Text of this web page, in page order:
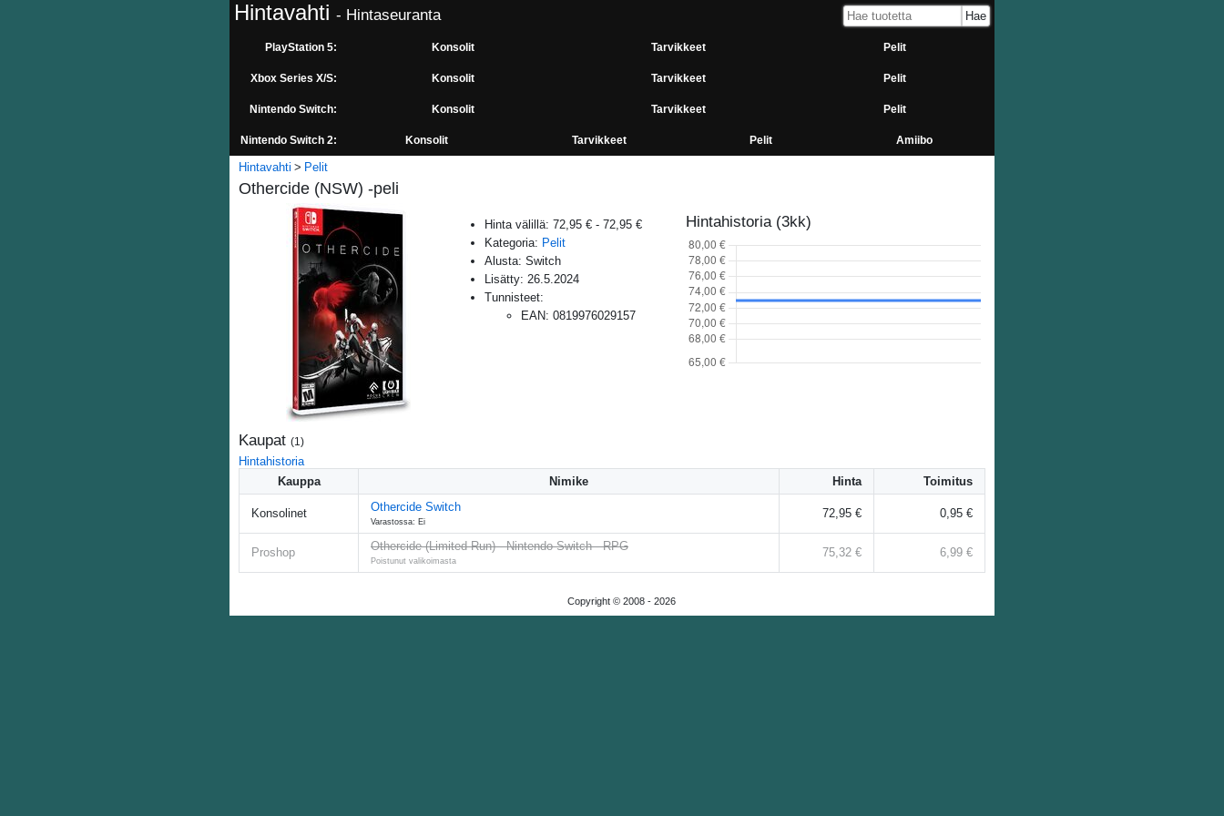
Hintavahti - Hintaseuranta
PlayStation 5: Konsolit Tarvikkeet Pelit
Xbox Series X/S: Konsolit Tarvikkeet Pelit
Nintendo Switch: Konsolit Tarvikkeet Pelit
Nintendo Switch 2: Konsolit Tarvikkeet Pelit Amiibo
Hintavahti Pelit
Othercide (NSW) -peli
Hinta välillä: 72,95 € - 72,95 €
Kategoria: Pelit
Alusta: Switch
Lisätty: 26.5.2024
Tunnisteet:
EAN: 0819976029157
Hintahistoria (3kk)
Kaupat (1 )
Hintahistoria
Kauppa
Nimike Hinta Toimitus
Konsolinet Othercide Switch
Varastossa: Ei
72,95 € 0,95 €
Proshop Othercide (Limited Run) - Nintendo Switch - RPG
Poistunut valikoimasta
75,32 € 6,99 €
Copyright © 2008 - 2026